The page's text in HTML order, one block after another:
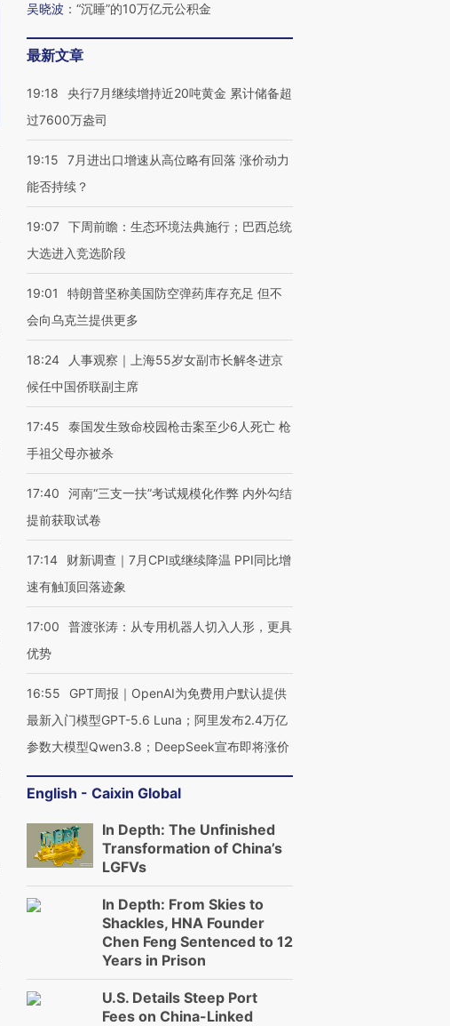
吴晓波 ： “沉睡”的10万亿元公积金
最新文章
19:18
央行7月继续增持近20吨黄金 累计储备超
过7600万盎司
19:15
7月进出口增速从高位略有回落 涨价动力
能否持续？
19:07 下周前瞻：生态环境法典施行；巴西总统
大选进入竞选阶段
19:01
特朗普坚称美国防空弹药库存充足 但不
会向乌克兰提供更多
18:24
人事观察｜上海55岁女副市长解冬进京
候任中国侨联副主席
17:45
泰国发生致命校园枪击案至少6人死亡 枪
手祖父母亦被杀
17:40
河南“三支一扶”考试规模化作弊 内外勾结
提前获取试卷
17:14
财新调查｜7月CPI或继续降温 PPI同比增
速有触顶回落迹象
17:00
普渡张涛：从专用机器人切入人形，更具
优势
16:55
GPT周报｜OpenAI为免费用户默认提供
最新入门模型GPT-5.6 Luna；阿里发布2.4万亿
参数大模型Qwen3.8；DeepSeek宣布即将涨价
English - Caixin Global
In Depth: The Unfinished
Transformation of China’s
LGFVs
In Depth: From Skies to
Shackles, HNA Founder
Chen Feng Sentenced to 12
Years in Prison
U.S. Details Steep Port
Fees on China-Linked